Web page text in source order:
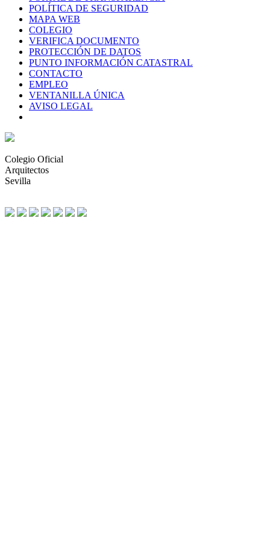
POLÍTICA DE SEGURIDAD
MAPA WEB
COLEGIO
VERIFICA DOCUMENTO
PROTECCIÓN DE DATOS
PUNTO INFORMACIÓN CATASTRAL
CONTACTO
EMPLEO
VENTANILLA ÚNICA
AVISO LEGAL
Colegio Oficial
Arquitectos
Sevilla